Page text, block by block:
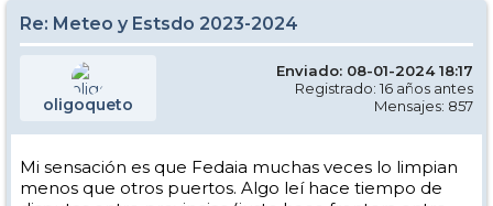
Re: Meteo y Estsdo 2023-2024
oligoqueto
Enviado: 08-01-2024 18:17
Registrado: 16 años antes
Mensajes: 857
Mi sensación es que Fedaia muchas veces lo limpian
menos que otros puertos. Algo leí hace tiempo de